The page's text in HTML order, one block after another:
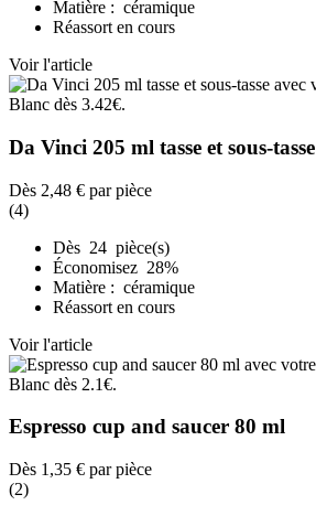
Matière : céramique
Réassort en cours
Voir l'article
Da Vinci 205 ml tasse et sous-tasse
Dès 2,48 € par pièce
(4)
Dès 24 pièce(s)
Économisez 28%
Matière : céramique
Réassort en cours
Voir l'article
Espresso cup and saucer 80 ml
Dès 1,35 € par pièce
(2)